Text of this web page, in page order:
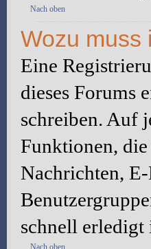
Nach oben
Wozu muss
Eine
dieses Forums
schreiben. Auf
Funktionen,
Nachrichten,
schnell
Nach oben